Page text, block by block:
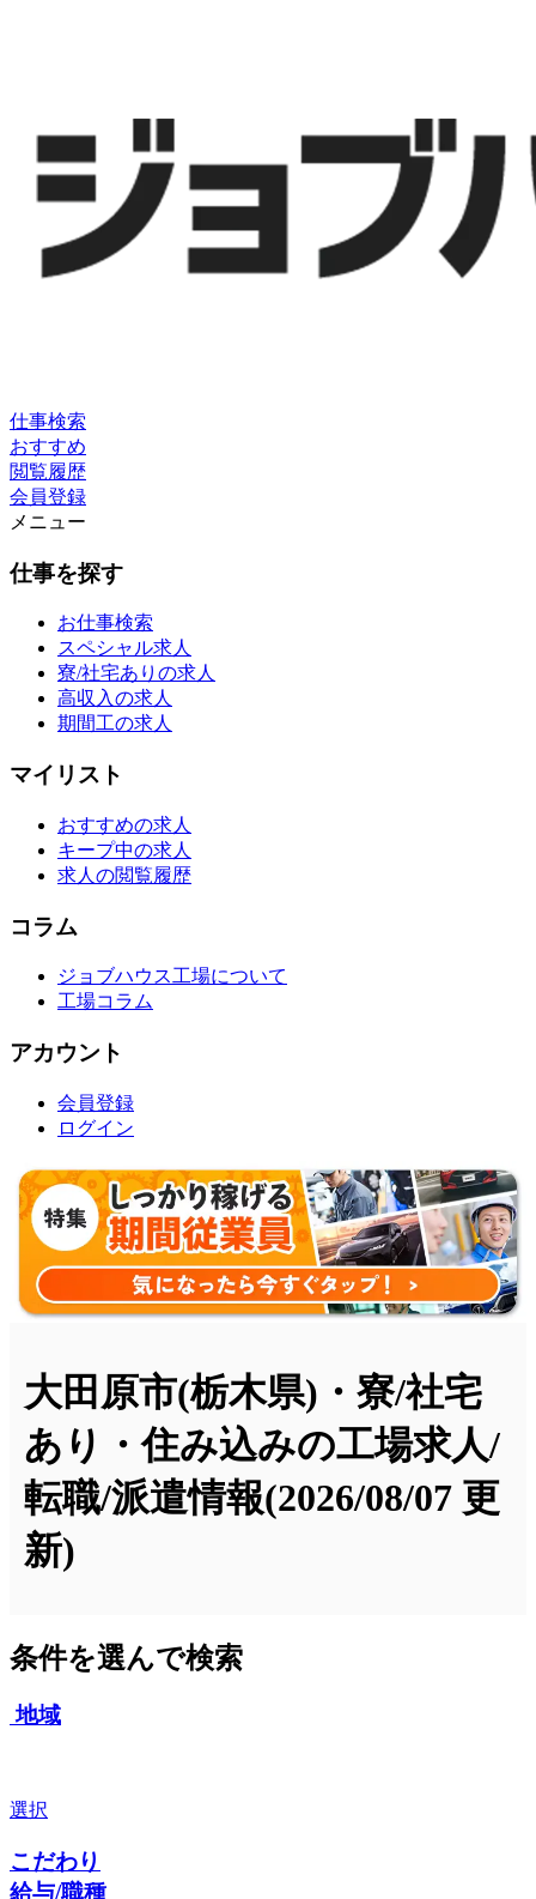
仕事検索
おすすめ
閲覧履歴
会員登録
メニュー
仕事を探す
お仕事検索
スペシャル求人
寮/社宅ありの求人
高収入の求人
期間工の求人
マイリスト
おすすめの求人
キープ中の求人
求人の閲覧履歴
コラム
ジョブハウス工場について
工場コラム
アカウント
会員登録
ログイン
大田原市(栃木県)・寮/社宅
あり・住み込みの工場求人/
転職/派遣情報(2026/08/07 更
新)
条件を選んで検索
地域
選択
こだわり
給与/職種